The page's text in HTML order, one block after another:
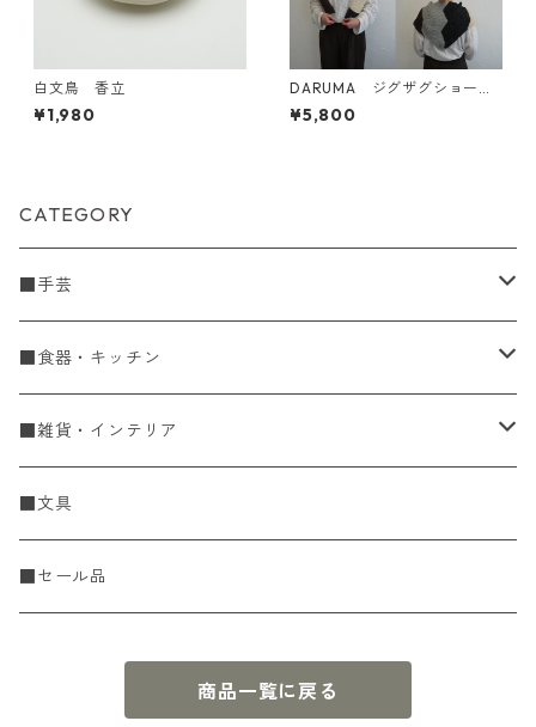
白文鳥 香立
¥1,980
DARUMA ジグザグショール
KIT
¥5,800
CATEGORY
■手芸
手編糸
Spring & Summer
Fall & Winter
刺し子・こぎん
刺し子糸
刺し子ふきん・刺し子布
KIT
ニットツール
■食器・キッチン
食器
豆皿・小皿
中皿
調理道具
かや織ふきん
■雑貨・インテリア
収納雑貨
小物・置物・民芸品
■文具
■セール品
商品一覧に戻る